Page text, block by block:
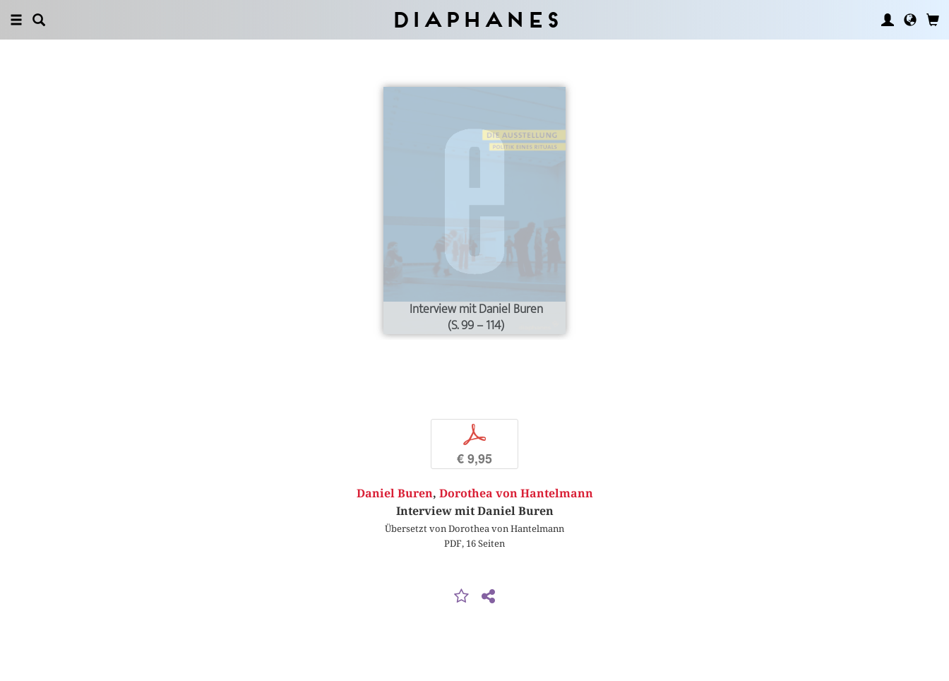
Diaphanes
Interview mit Daniel Buren
(S. 99 – 114)
p
€ 9,95
Daniel Buren, Dorothea von Hantelmann
Interview mit Daniel Buren
Übersetzt von Dorothea von Hantelmann
PDF, 16 Seiten